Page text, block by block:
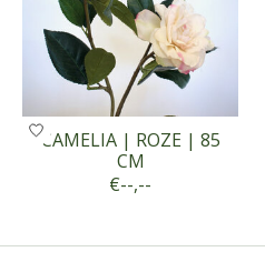
CAMELIA | ROZE | 85
CM
€--,--